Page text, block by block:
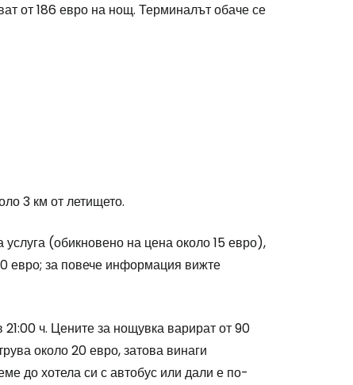
от 186 евро на нощ. Терминалът обаче се
3 км от летището.
(обикновено на цена около 15 евро),
евро; за повече информация вижте
ч. Цените за нощувка варират от 90
около 20 евро, затова винаги
до хотела си с автобус или дали е по-